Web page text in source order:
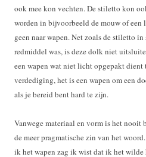
ook mee kon vechten. De stiletto kon
worden in bijvoorbeeld de mouw of een
geen naar wapen. Net zoals de stiletto
redmiddel was, is deze dolk niet
een wapen wat niet licht opgepakt dient
verdediging, het is een wapen om een
als je bereid bent hard te zijn.
Vanwege materiaal en vorm is het nooit
de meer pragmatische zin van het
ik het wapen zag ik wist dat ik het wilde